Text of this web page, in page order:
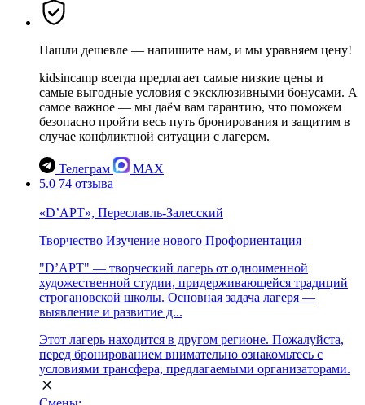
Нашли дешевле — напишите нам, и мы уравняем цену!
kidsincamp всегда предлагает самые низкие цены и
самые выгодные условия с эксклюзивными бонусами. А
самое важное — мы даём вам гарантию, что поможем
безопасно пройти весь путь бронирования и защитим в
случае конфликтной ситуации с лагерем.
Телеграм
MAX
5.0 74 отзыва
«D’АРТ», Переславль-Залесский
Творчество Изучение нового Профориентация
"D’АРТ" — творческий лагерь от одноименной
художественной студии, придерживающейся традиций
строгановской школы. Основная задача лагеря —
выявление и развитие д...
Этот лагерь находится в другом регионе. Пожалуйста,
перед бронированием внимательно ознакомьтесь с
условиями трансфера, предлагаемыми организаторами.